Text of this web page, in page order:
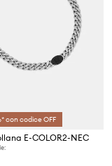
con codice OFF
E-COLOR2-NEC